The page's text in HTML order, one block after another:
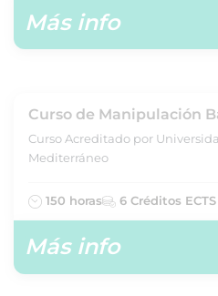
Más info
Curso de Manipulación
Curso Acreditado por
Mediterráneo
150 horas 6 Créditos ECTS
Más info